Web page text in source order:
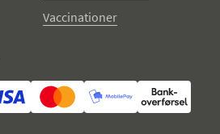
Vaccinationer